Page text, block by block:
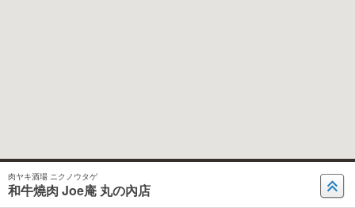
肉ヤキ酒場 ニクノウタゲ
和牛燒肉 Joe庵 丸の內店